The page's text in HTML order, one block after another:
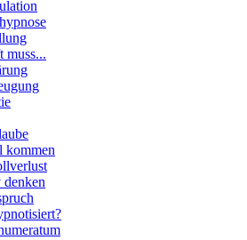
muss...
kommen
denken